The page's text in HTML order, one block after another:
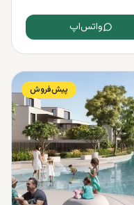
واتس‌اپ
پیش‌فروش